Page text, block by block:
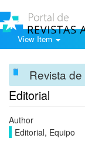
View Item
Revista
Editorial
Author
Editorial, Equipo